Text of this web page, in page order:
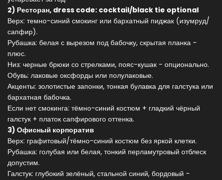
2) Ресторан, dress code: cocktail/black tie optional
Верх: темно-синий смокинг или бархатный пиджак (изумруд/
сапфир).
Рубашка: белая с вырезом под бабочку, скрытая планка -
плюс.
Низ: черные брюки со стрелками, пояс-кушак - опционально.
Обувь: лаковые оксфорды или полулаковые.
Акценты: золотистые запонки, тонкая булавка для галстука или
бархатная бабочка.
Если нет смокинга: тёмно-синий костюм + гладкий чёрный
галстук + платок сапфирового оттенка.
3) Офисный корпоратив
Верх: графитовый/тёмно-синий костюм без яркой клетки.
Рубашка: голубая или белая, тонкий перламутровый отблеск
допустим.
Галстук: глубокий зелёный, стальной синий, бордовый -